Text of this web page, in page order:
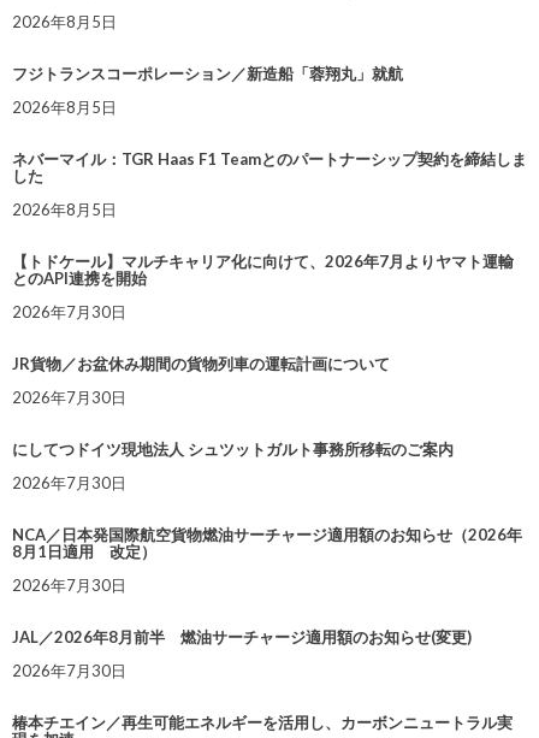
2026年8月5日
フジトランスコーポレーション／新造船「蓉翔丸」就航
2026年8月5日
ネバーマイル：TGR Haas F1 Teamとのパートナーシップ契約を締結しま
した
2026年8月5日
【トドケール】マルチキャリア化に向けて、2026年7月よりヤマト運輸
とのAPI連携を開始
2026年7月30日
JR貨物／お盆休み期間の貨物列車の運転計画について
2026年7月30日
にしてつドイツ現地法人 シュツットガルト事務所移転のご案内
2026年7月30日
NCA／日本発国際航空貨物燃油サーチャージ適用額のお知らせ（2026年
8月1日適用 改定）
2026年7月30日
JAL／2026年8月前半 燃油サーチャージ適用額のお知らせ(変更)
2026年7月30日
椿本チエイン／再生可能エネルギーを活用し、カーボンニュートラル実